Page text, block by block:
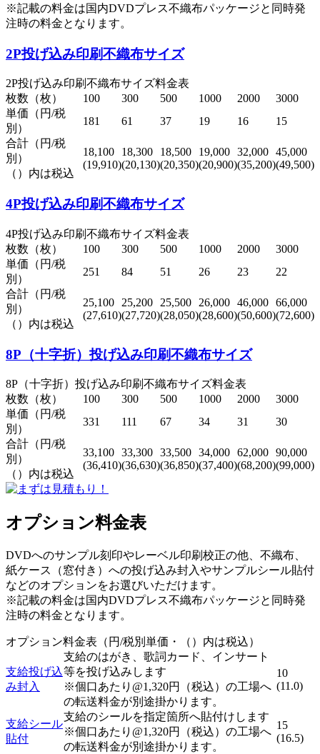
※記載の料金は国内DVDプレス不織布パッケージと同時発
注時の料金となります。
2P投げ込み印刷不織布サイズ
2P投げ込み印刷不織布サイズ料金表
枚数（枚）
100 300 500 1000 2000
3000
単価（円/税
別）
181 61 37 19 16
15
合計（円/税
別）
（）内は税込
18,100
(19,910)
18,300
(20,130)
18,500
(20,350)
19,000
(20,900)
32,000
(35,200)
45,000
(49,500)
4P投げ込み印刷不織布サイズ
4P投げ込み印刷不織布サイズ料金表
枚数（枚）
100 300 500 1000 2000
3000
単価（円/税
別）
251 84 51 26 23
22
合計（円/税
別）
（）内は税込
25,100
(27,610)
25,200
(27,720)
25,500
(28,050)
26,000
(28,600)
46,000
(50,600)
66,000
(72,600)
8P（十字折）投げ込み印刷不織布サイズ
8P（十字折）投げ込み印刷不織布サイズ料金表
枚数（枚）
100 300 500 1000 2000
3000
単価（円/税
別）
331 111 67 34 31
30
合計（円/税
別）
（）内は税込
33,100
(36,410)
33,300
(36,630)
33,500
(36,850)
34,000
(37,400)
62,000
(68,200)
90,000
(99,000)
オプション料金表
DVDへのサンプル刻印やレーベル印刷校正の他、不織布、
紙ケース（窓付き）への投げ込み封入やサンプルシール貼付
などのオプションをお選びいただけます。
※記載の料金は国内DVDプレス不織布パッケージと同時発
注時の料金となります。
オプション料金表（円/税別単価・（）内は税込）
支給投げ込
み封入
支給のはがき、歌詞カード、インサート
等を投げ込みします
※個口あたり@1,320円（税込）の工場へ
の転送料金が別途掛かります。
10
(11.0)
支給シール
貼付
支給のシールを指定箇所へ貼付けします
※個口あたり@1,320円（税込）の工場へ
の転送料金が別途掛かります。
15
(16.5)